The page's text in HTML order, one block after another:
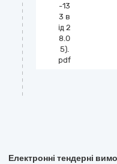
-13
3 в
ід 2
8.0
5).
pdf
Електронні тендерні